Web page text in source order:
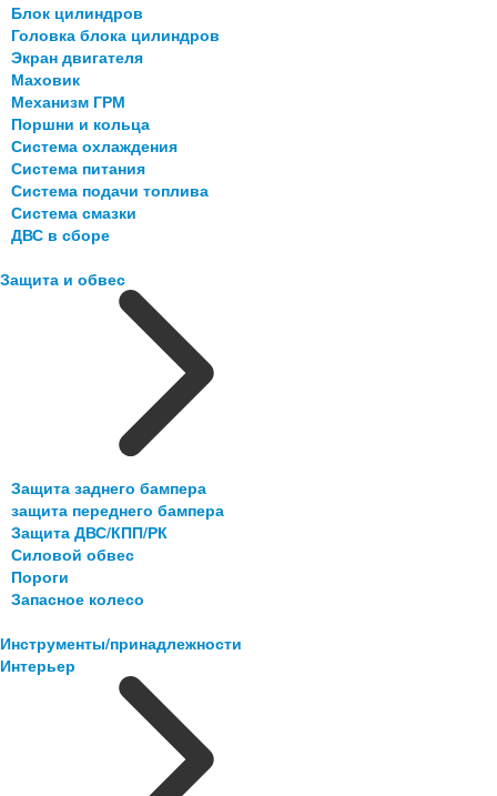
Блок цилиндров
Головка блока цилиндров
Экран двигателя
Маховик
Механизм ГРМ
Поршни и кольца
Система охлаждения
Система питания
Система подачи топлива
Система смазки
ДВС в сборе
Защита и обвес
Защита заднего бампера
защита переднего бампера
Защита ДВС/КПП/РК
Силовой обвес
Пороги
Запасное колесо
Инструменты/принадлежности
Интерьер